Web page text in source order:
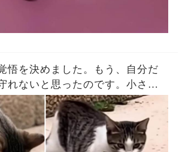
悟を決めました。もう、自分だ
れないと思ったのです。小さな
わえ、無言で人間の前に差し出
母猫にとって最後の希望でし
子を助けて──そう訴えるよう
子猫を受け取り、すぐにミルク